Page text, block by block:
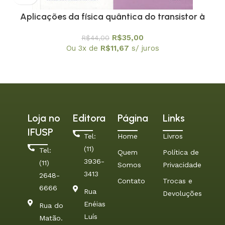
Aplicações da física quântica do transistor à
/ SBF
R$44,00 R$35,00
Ou 3x de R$11,67 s/ juros
Loja no
IFUSP
Tel:
(11)
2648-
6666
Rua do
Matão.
Editora
Tel:
(11)
3936-
3413
Rua
Enéias
Luís
Página
Home
Quem
Somos
Contato
Links
Livros
Política de
Privacidade
Trocas e
Devoluções